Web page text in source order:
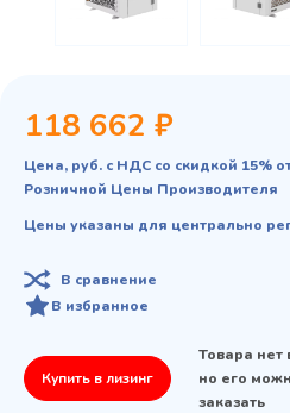
118 662 ₽
Цена, руб. с НДС со скидкой 15%
Розничной Цены Производителя
Цены указаны для центрально
В сравнение
В избранное
Купить в лизинг
Товара нет
но его
заказать